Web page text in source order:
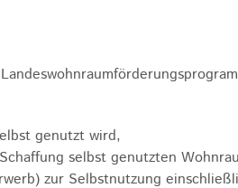
genutzt wird,
selbst genutzten
zur Selbstnutzung